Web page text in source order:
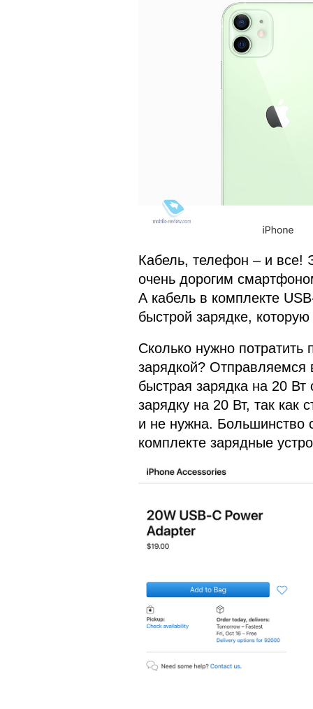
Кабель, телефон – и все!
очень дорогим
А кабель в комплекте
быстрой зарядке,
Сколько нужно потратить
зарядкой? Отправляемся
быстрая зарядка на 20
зарядку на 20 Вт, так как
и не нужна.
комплекте зарядные